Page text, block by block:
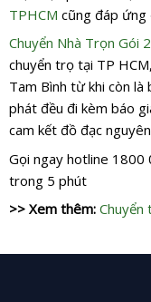
TPHCM cũng đáp ứng
Chuyển Nhà Trọn Gói
chuyển trọ tại TP
Tam Bình từ khi còn
phát đều đi kèm báo
cam kết đồ đạc
Gọi ngay hotline 1800
trong 5 phút
>> Xem thêm: